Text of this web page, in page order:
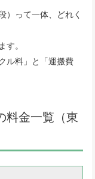
）って一体、どれく
。
ル料」と「運搬費
料金一覧（東